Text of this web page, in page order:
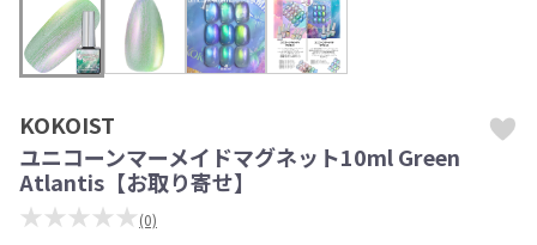
KOKOIST
ユニコーンマーメイドマグネット10ml Green
Atlantis【お取り寄せ】
★★★★★ (0)